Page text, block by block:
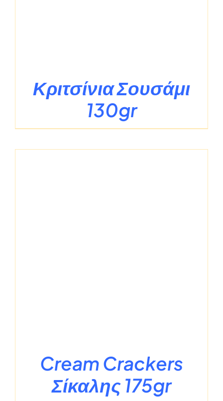
Κριτσίνια Σουσάμι
130gr
Cream Crackers
Σίκαλης 175gr